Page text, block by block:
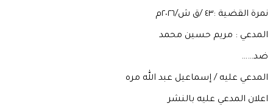
نمرة القضية :٤٣ /ق ش/٢٠٢٦م
المدعي : مريم حسين محمد
ضد……
المدعي عليه / إسماعيل عبد الله مره
اعلان المدعي عليه بالنشر